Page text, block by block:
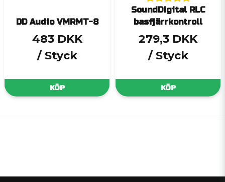
DD Audio VMRMT-8
483 DKK
/ Styck
KÖP
SoundDigital RLC
basfjärrkontroll
279,3 DKK
/ Styck
KÖP